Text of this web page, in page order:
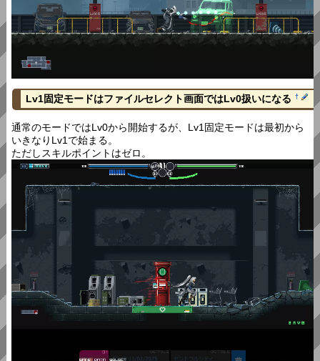
Lv1固定モードはファイルセレクト画面ではLv0扱いになる †
通常のモードではLv0から開始するが、Lv1固定モードは最初から
いきなりLv1で始まる。
ただしスキルポイントはゼロ。